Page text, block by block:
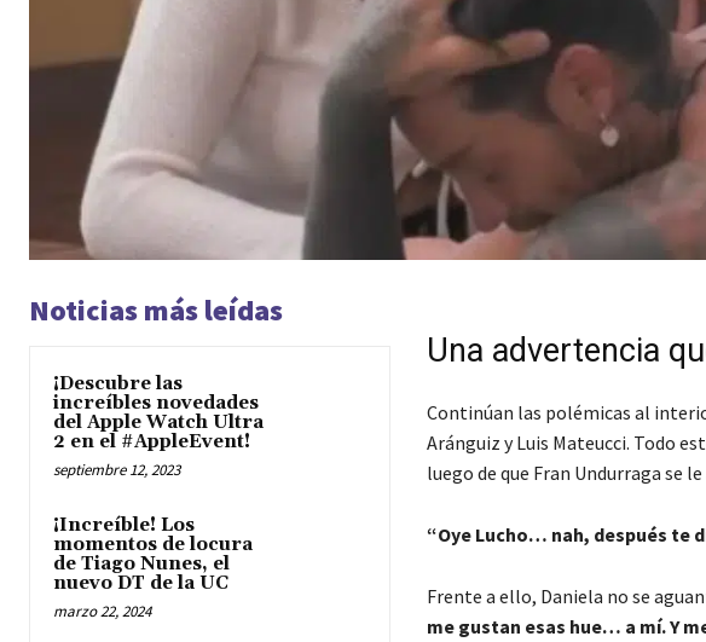
Noticias más leídas
¡Descubre las
increíbles novedades
del Apple Watch Ultra
2 en el #AppleEvent!
septiembre 12, 2023
¡Increíble! Los
momentos de locura
de Tiago Nunes, el
nuevo DT de la UC
marzo 22, 2024
Una advertencia
Continúan las polémicas al
Aránguiz y Luis Mateucci. Todo
luego de que Fran Undurraga se
“Oye Lucho… nah, después te
Frente a ello, Daniela no se
me gustan esas hue… a mí. Y